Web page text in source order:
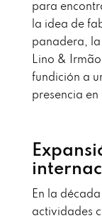
para
la idea de
panadera, la
Lino &
fundición a
presencia
En la
actividades